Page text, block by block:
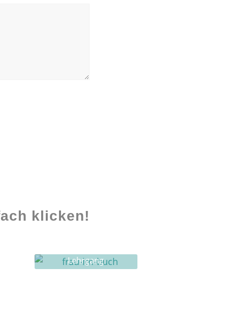
klicken!
Lehrgang
Ghostwriting